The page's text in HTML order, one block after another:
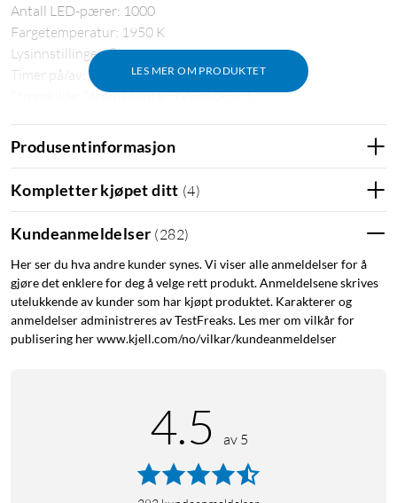
LES MER OM PRODUKTET
Antall LED-pærer: 1000
Fargetemperatur: 1950 K
Lysinnstillinger: 8
Timer på/av: 8/16 t
Strømkilde: Strømadapter (GS-godkjent)
Effektforbruk: 6 W
Lengde inkludert lyspærer: 20 m
Tilkoblingskabel til adapter: 3 m
Total lengde: ca. 23 m
Avstand mellom lyspærene: 2 cm
I pakken
Lyslenke
Strømadapter
Bruksanvisning
Produsentinformasjon
Kompletter kjøpet ditt (4)
Kundeanmeldelser (282)
Her ser du hva andre kunder synes. Vi viser alle anmeldelser for å
gjøre det enklere for deg å velge rett produkt. Anmeldelsene skrives
utelukkende av kunder som har kjøpt produktet. Karakterer og
anmeldelser administreres av TestFreaks. Les mer om vilkår for
publisering her www.kjell.com/no/vilkar/kundeanmeldelser
4.5 av 5